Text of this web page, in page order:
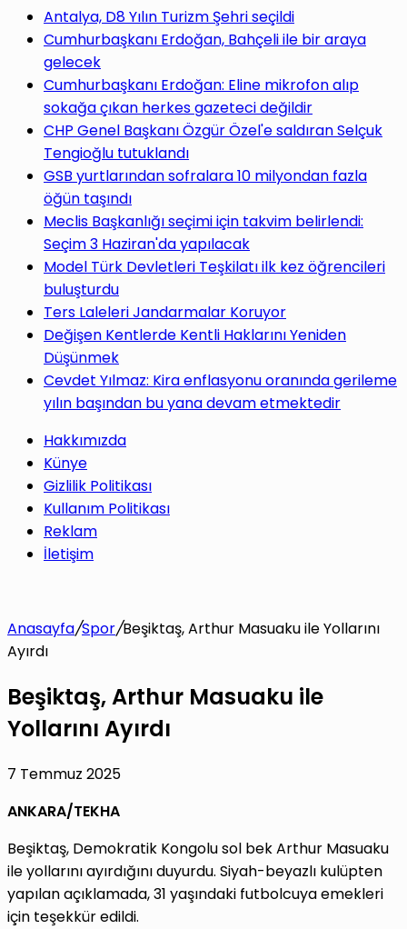
Antalya, D8 Yılın Turizm Şehri seçildi
Cumhurbaşkanı Erdoğan, Bahçeli ile bir araya
gelecek
Cumhurbaşkanı Erdoğan: Eline mikrofon alıp
sokağa çıkan herkes gazeteci değildir
CHP Genel Başkanı Özgür Özel'e saldıran Selçuk
Tengioğlu tutuklandı
GSB yurtlarından sofralara 10 milyondan fazla
öğün taşındı
Meclis Başkanlığı seçimi için takvim belirlendi:
Seçim 3 Haziran'da yapılacak
Model Türk Devletleri Teşkilatı ilk kez öğrencileri
buluşturdu
Ters Laleleri Jandarmalar Koruyor
Değişen Kentlerde Kentli Haklarını Yeniden
Düşünmek
Cevdet Yılmaz: Kira enflasyonu oranında gerileme
yılın başından bu yana devam etmektedir
Hakkımızda
Künye
Gizlilik Politikası
Kullanım Politikası
Reklam
İletişim
Anasayfa/Spor/Beşiktaş, Arthur Masuaku ile Yollarını
Ayırdı
Beşiktaş, Arthur Masuaku ile
Yollarını Ayırdı
7 Temmuz 2025
ANKARA/TEKHA
Beşiktaş, Demokratik Kongolu sol bek Arthur Masuaku
ile yollarını ayırdığını duyurdu. Siyah-beyazlı kulüpten
yapılan açıklamada, 31 yaşındaki futbolcuya emekleri
için teşekkür edildi.